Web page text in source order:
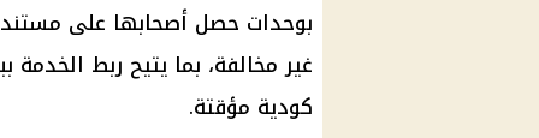
غير مخالفة، بما يتيح ربط الخدمة
كودية مؤقتة.